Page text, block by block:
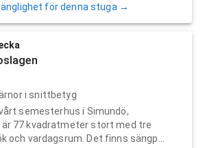
för denna stuga →
i snittbetyg
semesterhus i Simundö,
77 kvadratmeter stort med tre
och vardagsrum. Det finns sängp...